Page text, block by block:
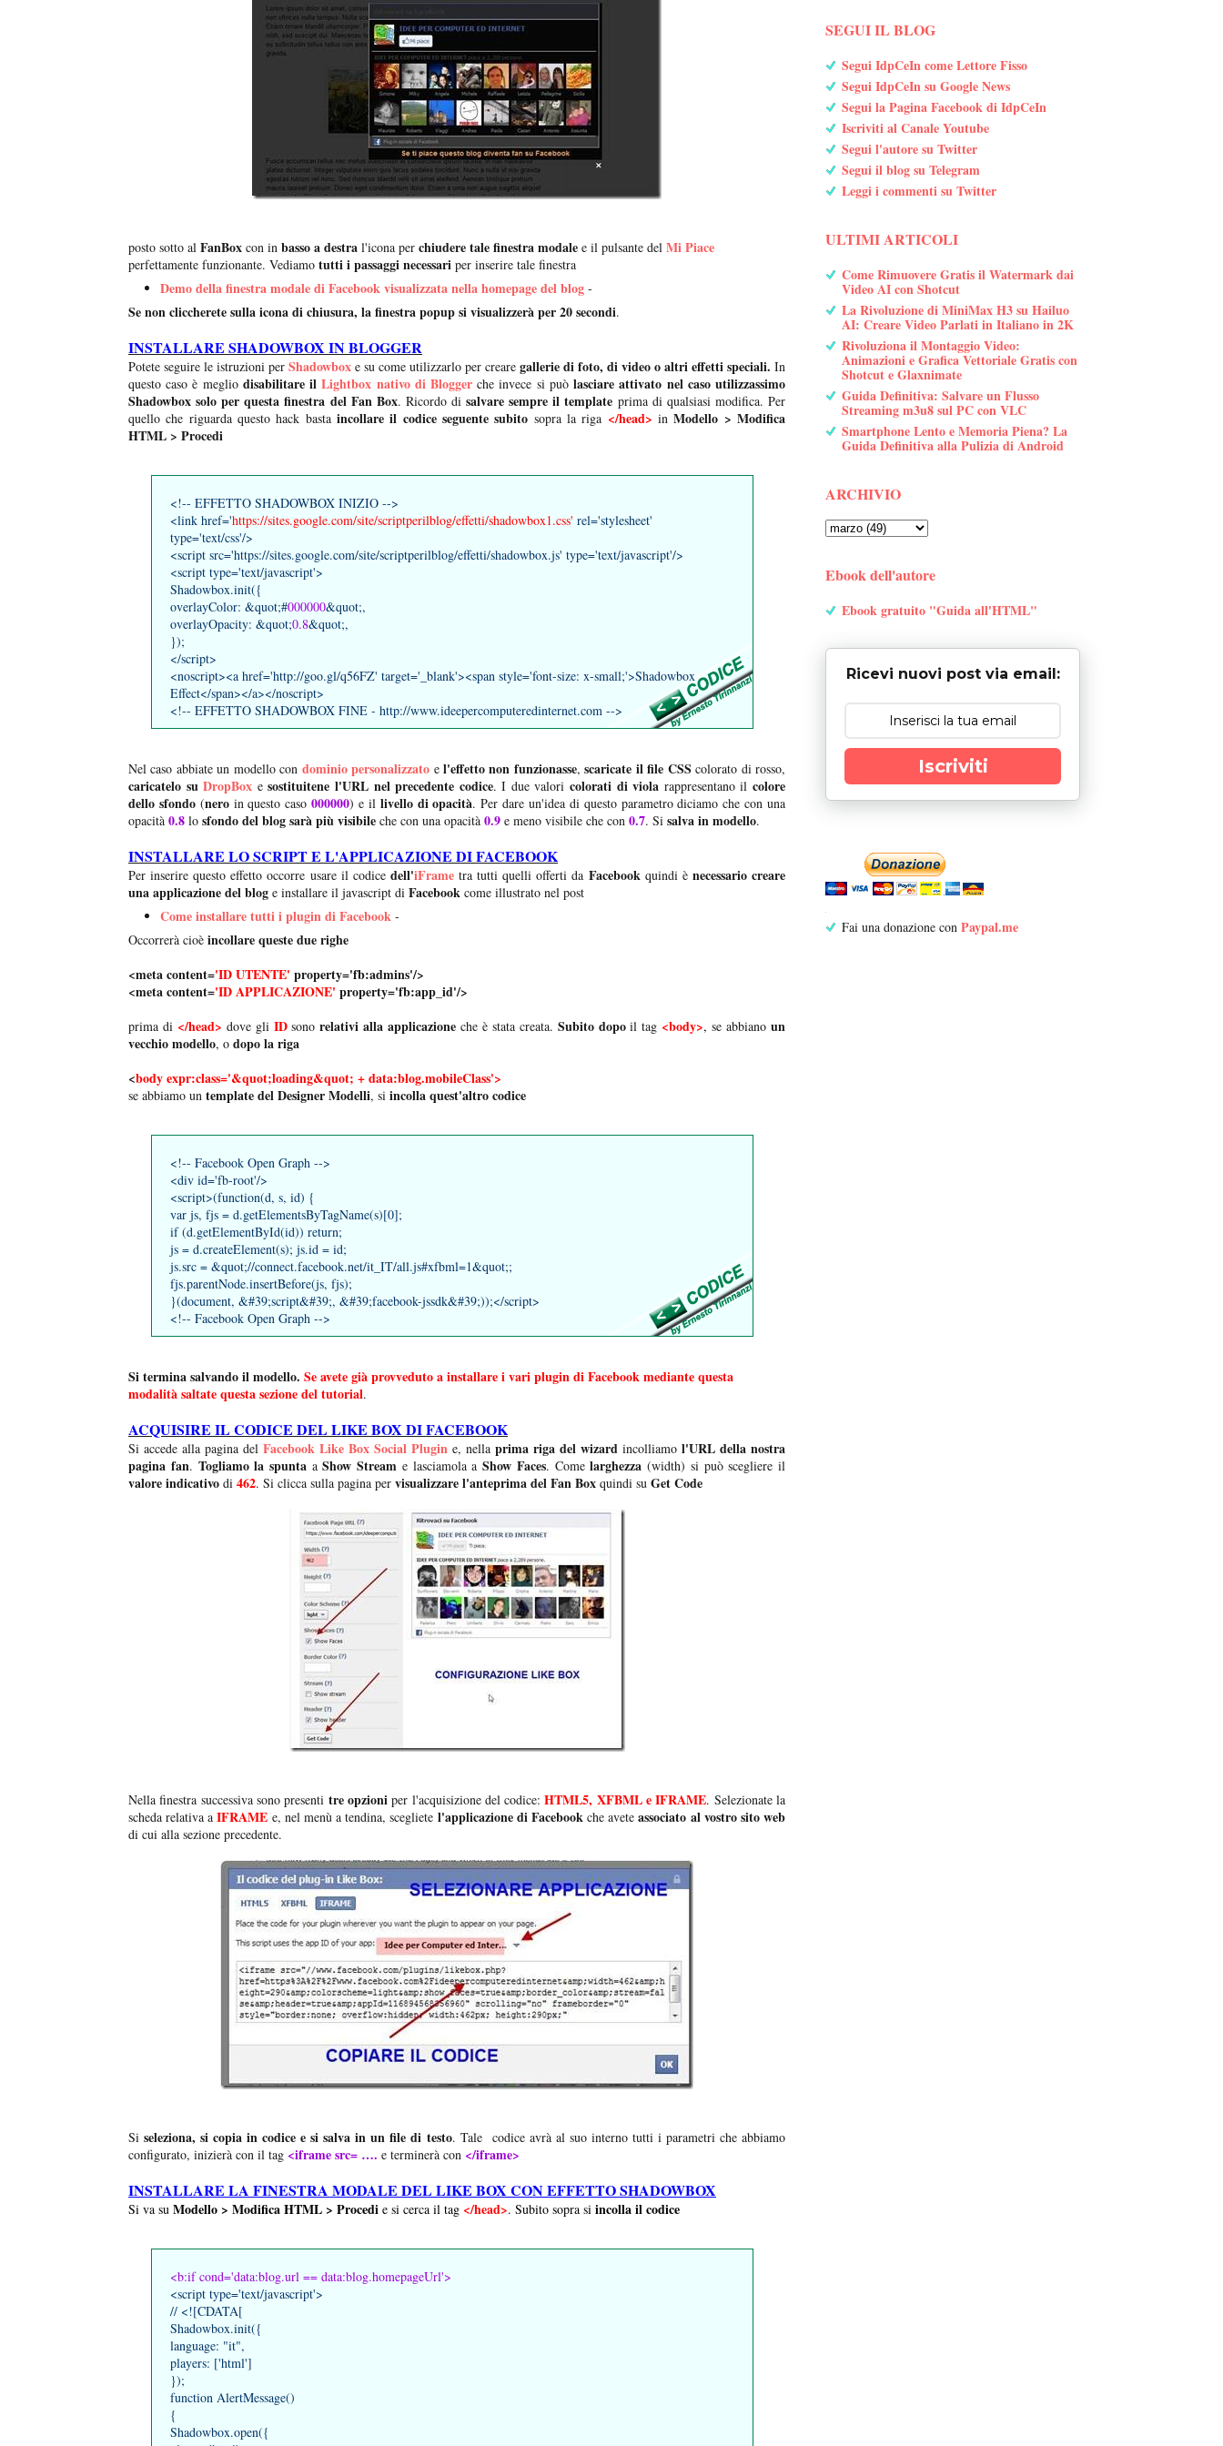
posto sotto al FanBox con in basso a destra l'icona per chiudere tale finestra modale e il pulsante del Mi Piace
perfettamente funzionante. Vediamo tutti i passaggi necessari per inserire tale finestra
Demo della finestra modale di Facebook visualizzata nella homepage del blog -
Se non cliccherete sulla icona di chiusura, la finestra popup si visualizzerà per 20 secondi.
INSTALLARE SHADOWBOX IN BLOGGER
Potete seguire le istruzioni per Shadowbox e su come utilizzarlo per creare gallerie di foto, di video o altri effetti speciali. In
questo caso è meglio disabilitare ilLightbox nativo di Blogger che invece si puòlasciare attivato nel caso utilizzassimo
Shadowbox solo per questa finestra del Fan Box. Ricordo disalvare sempre il template prima di qualsiasi modifica. Per
quello che riguarda questo hack basta incollare il codice seguente subito sopra la riga </head> inModello > Modifica
HTML > Procedi
<!-- EFFETTO SHADOWBOX INIZIO -->
<link href='https://sites.google.com/site/scriptperilblog/effetti/shadowbox1.css' rel='stylesheet'
type='text/css'/>
<script src='https://sites.google.com/site/scriptperilblog/effetti/shadowbox.js' type='text/javascript'/>
<script type='text/javascript'>
Shadowbox.init({
overlayColor: &quot;#000000&quot;,
overlayOpacity: &quot;0.8&quot;,
});
</script>
<noscript><a href='http://goo.gl/q56FZ' target='_blank'><span style='font-size: x-small;'>Shadowbox
Effect</span></a></noscript>
<!-- EFFETTO SHADOWBOX FINE - http://www.ideepercomputeredinternet.com -->
Nel caso abbiate un modello con dominio personalizzato el'effetto non funzionasse,scaricate il file CSS colorato di rosso,
caricatelo suDropBox esostituitene l'URL nel precedente codice. I due valoricolorati di viola rappresentano ilcolore
dello sfondo(nero in questo caso000000) e il livello di opacità. Per dare un'idea di questo parametro diciamo che con una
opacità 0.8 lo sfondo del blog sarà più visibile che con una opacità 0.9 e meno visibile che con 0.7. Si salva in modello.
INSTALLARE LO SCRIPT E L'APPLICAZIONE DI FACEBOOK
Per inserire questo effetto occorre usare il codice dell'iFrametra tutti quelli offerti da Facebook quindi è necessario creare
una applicazione del blog e installare il javascript di Facebook come illustrato nel post
Come installare tutti i plugin di Facebook -
Occorrerà cioè incollare queste due righe
<meta content='ID UTENTE' property='fb:admins'/>
<meta content='ID APPLICAZIONE' property='fb:app_id'/>
prima di </head> dove gli IDsonorelativi alla applicazione che è stata creata. Subito dopoil tag <body>, se abbianoun
vecchio modello, o dopo la riga
<body expr:class='&quot;loading&quot; + data:blog.mobileClass'>
se abbiamo un template del Designer Modelli, si incolla quest'altro codice
<!-- Facebook Open Graph -->
<div id='fb-root'/>
<script>(function(d, s, id) {
var js, fjs = d.getElementsByTagName(s)[0];
if (d.getElementById(id)) return;
js = d.createElement(s); js.id = id;
js.src = &quot;//connect.facebook.net/it_IT/all.js#xfbml=1&quot;;
fjs.parentNode.insertBefore(js, fjs);
}(document, &#39;script&#39;, &#39;facebook-jssdk&#39;));</script>
<!-- Facebook Open Graph -->
Si termina salvando il modello. Se avete già provveduto a installare i vari plugin di Facebook mediante questa
modalità saltate questa sezione del tutorial.
ACQUISIRE IL CODICE DEL LIKE BOX DI FACEBOOK
Si accede alla pagina del Facebook Like Box Social Plugin e, nella prima riga del wizard incolliamo l'URL della nostra
pagina fan. Togliamo la spuntaaShow Stream e lasciamola aShow Faces. Comelarghezza (width) si può scegliere il
valore indicativo di 462. Si clicca sulla pagina per visualizzare l'anteprima del Fan Box quindi su Get Code
Nella finestra successiva sono presenti tre opzioniper l'acquisizione del codice:HTML5, XFBML e IFRAME. Selezionate la
scheda relativa aIFRAME e, nel menù a tendina, scegliete l'applicazione di Facebookche aveteassociato al vostro sito web
di cui alla sezione precedente.
Siseleziona, si copia in codice e si salva in un file di testo. Tale codice avrà al suo interno tutti i parametri che abbiamo
configurato, inizierà con il tag <iframe src= …. e terminerà con </iframe>
INSTALLARE LA FINESTRA MODALE DEL LIKE BOX CON EFFETTO SHADOWBOX
Si va su Modello > Modifica HTML > Procedi e si cerca il tag </head>. Subito sopra si incolla il codice
<b:if cond='data:blog.url == data:blog.homepageUrl'>
<script type='text/javascript'>
// <![CDATA[
Shadowbox.init({
language: "it",
players: ['html']
});
function AlertMessage()
{
Shadowbox.open({
SEGUI IL BLOG
Segui IdpCeIn come Lettore Fisso
Segui IdpCeIn su Google News
Segui la Pagina Facebook di IdpCeIn
Iscriviti al Canale Youtube
Segui l'autore su Twitter
Segui il blog su Telegram
Leggi i commenti su Twitter
ULTIMI ARTICOLI
Come Rimuovere Gratis il Watermark dai
Video AI con Shotcut
La Rivoluzione di MiniMax H3 su Hailuo
AI: Creare Video Parlati in Italiano in 2K
Rivoluziona il Montaggio Video:
Animazioni e Grafica Vettoriale Gratis con
Shotcut e Glaxnimate
Guida Definitiva: Salvare un Flusso
Streaming m3u8 sul PC con VLC
Smartphone Lento e Memoria Piena? La
Guida Definitiva alla Pulizia di Android
ARCHIVIO
Ebook dell'autore
Ebook gratuito "Guida all'HTML"
Ricevi nuovi post via email:
Iscriviti
Fai una donazione con Paypal.me